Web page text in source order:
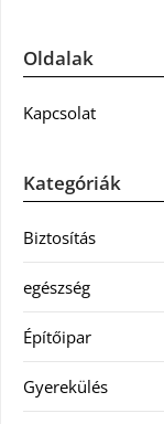
Oldalak
Kapcsolat
Kategóriák
Biztosítás
egészség
Építőipar
Gyerekülés